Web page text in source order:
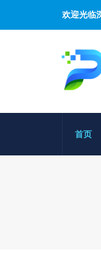
欢迎光临
首页